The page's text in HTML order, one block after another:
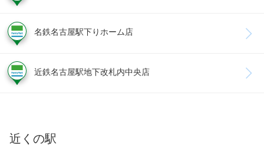
名鉄名古屋駅下りホーム店
近鉄名古屋駅地下改札内中央店
近くの駅